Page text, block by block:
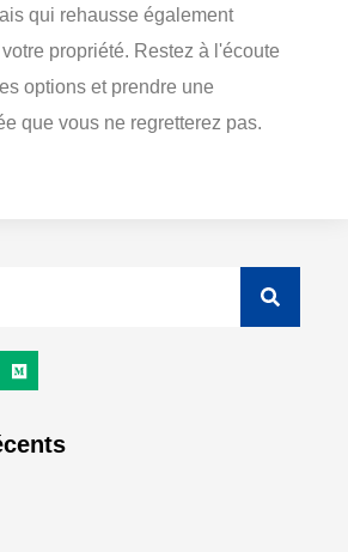
qui rehausse également
propriété. Restez à l'écoute
options et prendre une
que vous ne regretterez pas.